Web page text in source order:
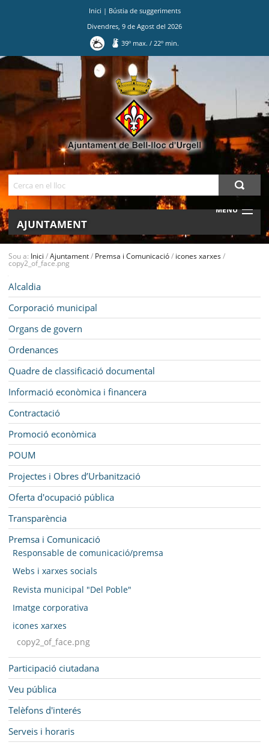
Inici | Bústia de suggeriments
Divendres 9 de Agost del 2026
39º max./ 22º min.
MENU
AJUNTAMENT
BELL-LLOC SOLUCIONA
Sou a: Inici /Ajuntament/ Premsa i Comunicació/ icones xarxes/
copy2_of_face.png
Alcaldia
Corporació municipal
Organs de govern
Ordenances
Quadre de classificació documental
Informació econòmica i financera
Contractació
Promoció econòmica
POUM
Projectes i Obres d’Urbanització
Oferta d'ocupació pública
Transparència
Premsa i Comunicació
Responsable de comunicació/premsa
Webs i xarxes socials
Revista municipal "Del Poble"
Imatge corporativa
icones xarxes
copy2_of_face.png
Participació ciutadana
Veu pública
Telèfons d'interés
Serveis i horaris